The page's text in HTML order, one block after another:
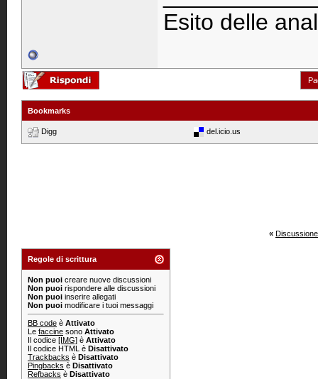
Esito delle
Bookmarks
Digg del.icio.us
«
Regole di scrittura
Non puoi creare nuove discussioni
Non puoi rispondere alle discussioni
Non puoi inserire allegati
Non puoi modificare i tuoi messaggi
BB code è Attivato
Le faccine sono Attivato
Il codice [IMG] è Attivato
Il codice HTML è Disattivato
Trackbacks è Disattivato
Pingbacks è Disattivato
Refbacks è Disattivato